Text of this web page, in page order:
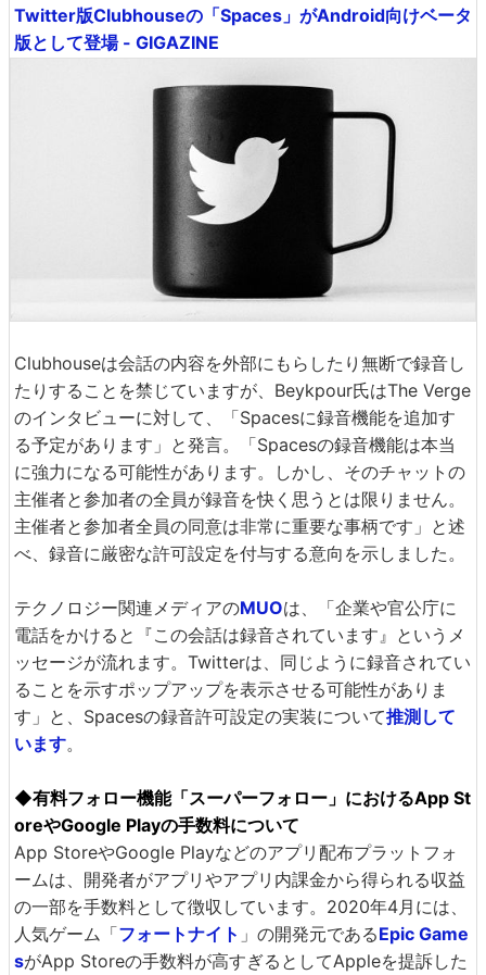
Twitter版Clubhouseの「Spaces」がAndroid向けベータ
版として登場 - GIGAZINE
Clubhouseは会話の内容を外部にもらしたり無断で録音し
たりすることを禁じていますが、Beykpour氏はThe Verge
のインタビューに対して、「Spacesに録音機能を追加す
る予定があります」と発言。「Spacesの録音機能は本当
に強力になる可能性があります。しかし、そのチャットの
主催者と参加者の全員が録音を快く思うとは限りません。
主催者と参加者全員の同意は非常に重要な事柄です」と述
べ、録音に厳密な許可設定を付与する意向を示しました。
テクノロジー関連メディアのMUOは、「企業や官公庁に
電話をかけると『この会話は録音されています』というメ
ッセージが流れます。Twitterは、同じように録音されてい
ることを示すポップアップを表示させる可能性がありま
す」と、Spacesの録音許可設定の実装について推測して
います。
◆有料フォロー機能「スーパーフォロー」におけるApp St
oreやGoogle Playの手数料について
App StoreやGoogle Playなどのアプリ配布プラットフォ
ームは、開発者がアプリやアプリ内課金から得られる収益
の一部を手数料として徴収しています。2020年4月には、
人気ゲーム「フォートナイト 」の開発元であるEpic Game
sがApp Storeの手数料が高すぎるとしてAppleを提訴した